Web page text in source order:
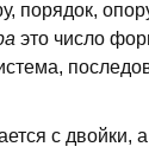
порядок,
это число
с двойки,